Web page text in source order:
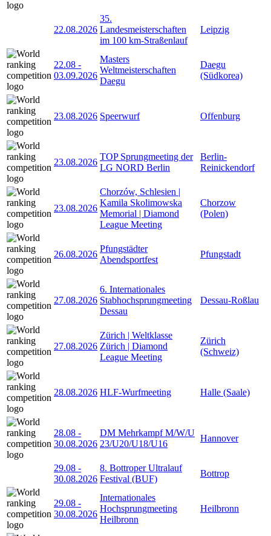
22.08.2026
35.
Landesmeisterschaften
im 100 km-Straßenlauf
Leipzig
22.08 -
03.09.2026
Masters
Weltmeisterschaften
Daegu
Daegu
(Südkorea)
23.08.2026 Speerwurf Offenburg
23.08.2026
TOP Sprungmeeting der
LG NORD Berlin
Berlin-
Reinickendorf
23.08.2026
Chorzów, Schlesien |
Kamila Skolimowska
Memorial | Diamond
League Meeting
Chorzow
(Polen)
26.08.2026
Pfungstädter
Abendsportfest
Pfungstadt
27.08.2026
6. Internationales
Stabhochsprungmeeting
Dessau
Dessau-Roßlau
27.08.2026
Zürich | Weltklasse
Zürich | Diamond
League Meeting
Zürich
(Schweiz)
28.08.2026 HLF-Wurfmeeting Halle (Saale)
28.08 -
30.08.2026
DM Mehrkampf M/W/U
23/U20/U18/U16
Hannover
29.08 -
30.08.2026
8. Bottroper Ultralauf
Festival (BUF)
Bottrop
29.08 -
30.08.2026
Internationales
Hochsprungmeeting
Heilbronn
Heilbronn